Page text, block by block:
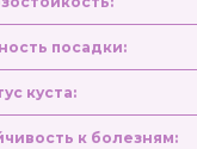
посадки:
куста:
к болезням: